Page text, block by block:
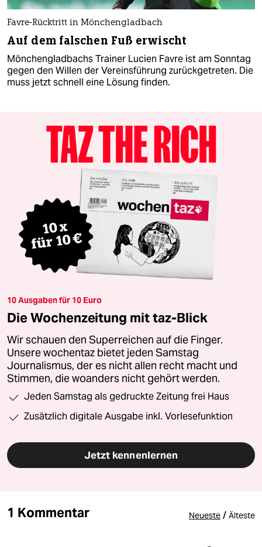
Favre-Rücktritt in Mönchengladbach
Auf dem falschen Fuß erwischt
Mönchengladbachs Trainer Lucien Favre ist am Sonntag
gegen den Willen der Vereinsführung zurückgetreten. Die
muss jetzt schnell eine Lösung finden.
10 Ausgaben für 10 Euro
Die Wochenzeitung mit taz-Blick
Wir schauen den Superreichen auf die Finger.
Unsere wochentaz bietet jeden Samstag
Journalismus, der es nicht allen recht macht und
Stimmen, die woanders nicht gehört werden.
Jeden Samstag als gedruckte Zeitung frei Haus
Zusätzlich digitale Ausgabe inkl. Vorlesefunktion
Jetzt kennenlernen
1 Kommentar Neueste / Älteste